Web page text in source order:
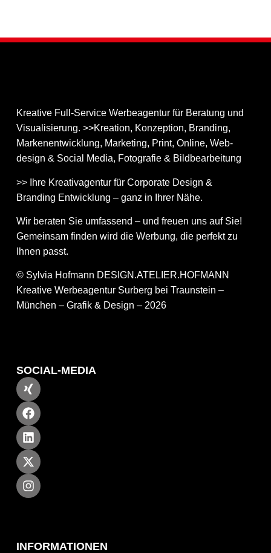
Kreative Full-Service Werbeagentur für Beratung und
Visualisierung. >>Kreation, Konzeption, Branding,
Markenentwicklung, Marketing, Print, Online, Web­
design & Social Media, Fotografie & Bildbear­bei­tung
>> Ihre Kreativagentur für Corporate Design &
Branding Entwicklung – ganz in Ihrer Nähe.
Wir beraten Sie umfassend – und freuen uns auf Sie!
Gemeinsam finden wird die Werbung, die perfekt zu
Ihnen passt.
© Sylvia Hofmann DESIGN.ATELIER.HOFMANN
Kreative Werbeagentur Surberg bei Traunstein –
München – Grafik & Design – 2026
INFORMATIONEN
SOCIAL-MEDIA